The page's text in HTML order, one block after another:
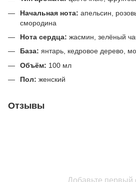
Начальная нота: апельсин,
смородина
Нота сердца: жасмин, зелёный
База: янтарь, кедровое дерево,
Объём: 100 мл
Пол: женский
Отзывы